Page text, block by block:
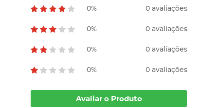
0% 0 avaliações
0% 0 avaliações
0% 0 avaliações
0% 0 avaliações
Avaliar o Produto